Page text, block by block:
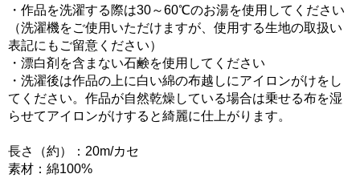
・作品を洗濯する際は30～60℃のお湯を使用してください
（洗濯機をご使用いただけますが、使用する生地の取扱い
表記にもご留意ください）
・漂白剤を含まない石鹸を使用してください
・洗濯後は作品の上に白い綿の布越しにアイロンがけをし
てください。作品が自然乾燥している場合は乗せる布を湿
らせてアイロンがけすると綺麗に仕上がります。
長さ（約）：20m/カセ
素材：綿100%